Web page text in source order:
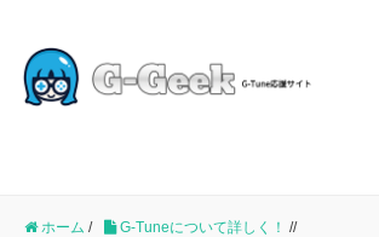
ホーム / G-Tuneについて詳しく！ //